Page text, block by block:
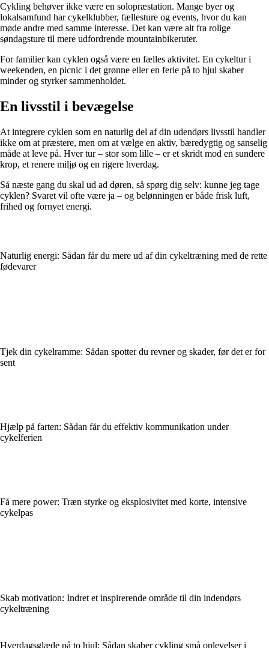
Cykling behøver ikke være en solopræstation. Mange byer og
lokalsamfund har cykelklubber, fællesture og events, hvor du kan
møde andre med samme interesse. Det kan være alt fra rolige
søndagsture til mere udfordrende mountainbikeruter.
For familier kan cyklen også være en fælles aktivitet. En cykeltur i
weekenden, en picnic i det grønne eller en ferie på to hjul skaber
minder og styrker sammenholdet.
En livsstil i bevægelse
At integrere cyklen som en naturlig del af din udendørs livsstil handler
ikke om at præstere, men om at vælge en aktiv, bæredygtig og sanselig
måde at leve på. Hver tur – stor som lille – er et skridt mod en sundere
krop, et renere miljø og en rigere hverdag.
Så næste gang du skal ud ad døren, så spørg dig selv: kunne jeg tage
cyklen? Svaret vil ofte være ja – og belønningen er både frisk luft,
frihed og fornyet energi.
Naturlig energi: Sådan får du mere ud af din cykeltræning med de rette
fødevarer
Tjek din cykelramme: Sådan spotter du revner og skader, før det er for
sent
Hjælp på farten: Sådan får du effektiv kommunikation under
cykelferien
Få mere power: Træn styrke og eksplosivitet med korte, intensive
cykelpas
Skab motivation: Indret et inspirerende område til din indendørs
cykeltræning
Hverdagsglæde på to hjul: Sådan skaber cykling små oplevelser i